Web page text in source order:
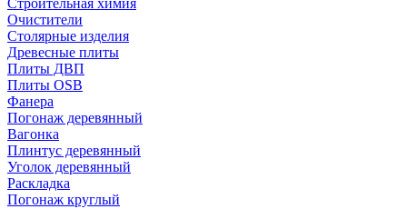
Строительная химия
Очистители
Столярные изделия
Древесные плиты
Плиты ДВП
Плиты OSB
Фанера
Погонаж деревянный
Вагонка
Плинтус деревянный
Уголок деревянный
Раскладка
Погонаж круглый